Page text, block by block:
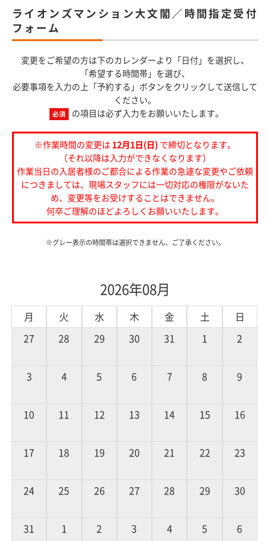
ライオンズマンション大文閣／時間指定受付
フォーム
変更をご希望の方は下のカレンダーより「日付」を選択し、
「希望する時間帯」を選び、
必要事項を入力の上「予約する」ボタンをクリックして送信して
ください。
必須 の項目は必ず入力をお願いいたします。
※作業時間の変更は 12月1日(日) で締切となります。
（それ以降は入力ができなくなります）
作業当日の入居者様のご都合による作業の急遽な変更やご依頼
につきましては、 現場スタッフには一切対応の権限がないた
め、変更等をお受けすることはできません。
何卒ご理解のほどよろしくお願いいたします。
※グレー表示の時間帯は選択できません、ご了承ください。
2026年08月
月 火 水 木 金 土
日
27
28 29 30 31 1 2
3 4 5 6 7 8 9
10 11 12 13 14 15 16
17 18 19 20 21 22 23
24 25 26 27 28 29 30
31 1 2 3 4 5 6